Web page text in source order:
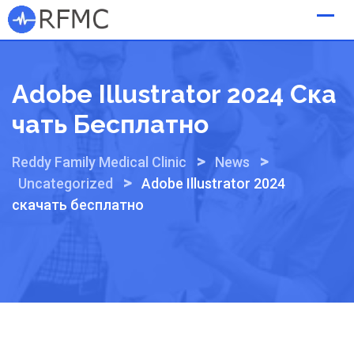
Skip
to
Adobe Illustrator 2024 Ска
Чать Бесплатно
Reddy Family Medical Clinic > News >
Uncategorized > Adobe Illustrator 2024
скачать бесплатно